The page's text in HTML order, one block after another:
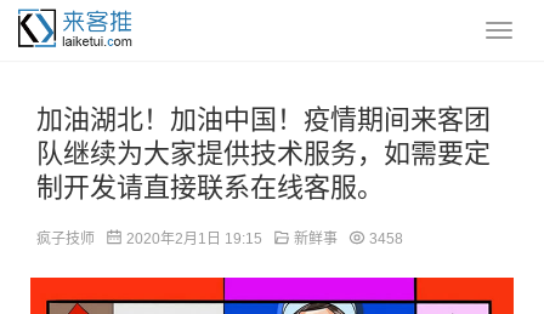
加油湖北！加油中国！疫情期间来客团
队继续为大家提供技术服务，如需要定
制开发请直接联系在线客服。
疯子技师 2020年2月1日 19:15 新鲜事 3458